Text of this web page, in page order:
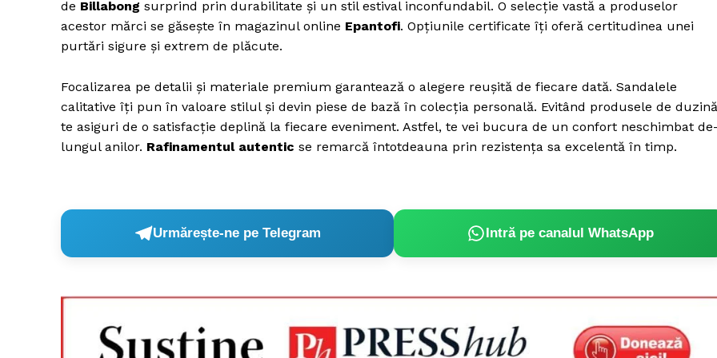
de Billabong surprind prin durabilitate și un stil estival inconfundabil. O selecție vastă a produselor
acestor mărci se găsește în magazinul online Epantofi. Opțiunile certificate îți oferă certitudinea unei
purtări sigure și extrem de plăcute.
Focalizarea pe detalii și materiale premium garantează o alegere reușită de fiecare dată. Sandalele
calitative îți pun în valoare stilul și devin piese de bază în colecția personală. Evitând produsele de
te asiguri de o satisfacție deplină la fiecare eveniment. Astfel, te vei bucura de un confort neschimbat
lungul anilor. Rafinamentul autentic se remarcă întotdeauna prin rezistența sa excelentă în timp.
Urmărește-ne pe Telegram Intră pe canalul WhatsApp